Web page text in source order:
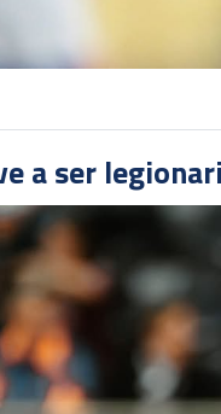
a ser